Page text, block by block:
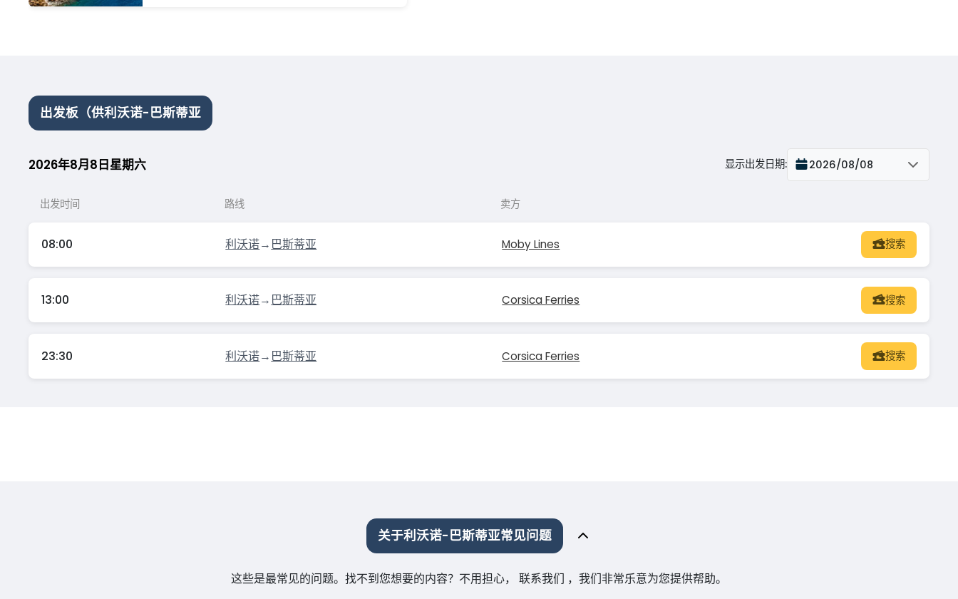
出发板（供利沃诺-巴斯蒂亚
2026年8月8日星期六 显示出发日期: 2026/08/08
出发时间 路线 卖方
08:00 利沃诺→ 巴斯蒂亚 Moby Lines 搜索
13:00 利沃诺→ 巴斯蒂亚 Corsica Ferries 搜索
23:30 利沃诺→ 巴斯蒂亚 Corsica Ferries 搜索
关于利沃诺-巴斯蒂亚常见问题
这些是最常见的问题。找不到您想要的内容？不用担心， 联系我们 ，我们非常乐意为您提供帮助。